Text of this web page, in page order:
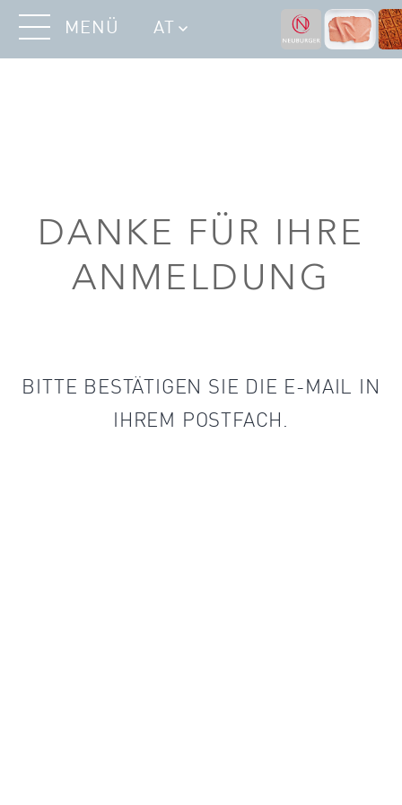
MENÜ AT
DANKE FÜR IHRE
ANMELDUNG
BITTE BESTÄTIGEN SIE DIE E-MAIL IN
IHREM POSTFACH.